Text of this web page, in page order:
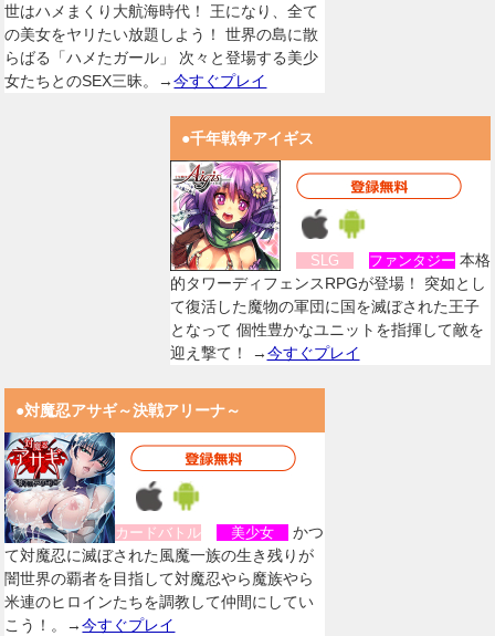
世はハメまくり大航海時代！ 王になり、全て
の美女をヤリたい放題しよう！ 世界の島に散
らばる「ハメたガール」 次々と登場する美少
女たちとのSEX三昧。→今すぐプレイ
●千年戦争アイギス
SLG ファンタジー 本格
的タワーディフェンスRPGが登場！ 突如とし
て復活した魔物の軍団に国を滅ぼされた王子
となって 個性豊かなユニットを指揮して敵を
迎え撃て！ →今すぐプレイ
●対魔忍アサギ～決戦アリーナ～
カードバトル 美少女
かつ
て対魔忍に滅ぼされた風魔一族の生き残りが
闇世界の覇者を目指して対魔忍やら魔族やら
米連のヒロインたちを調教して仲間にしてい
こう！。→今すぐプレイ